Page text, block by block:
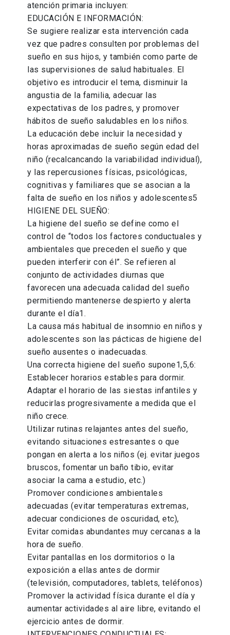
atención primaria incluyen:
EDUCACIÓN E INFORMACIÓN:
Se sugiere realizar esta intervención cada
vez que padres consulten por problemas del
sueño en sus hijos, y también como parte de
las supervisiones de salud habituales. El
objetivo es introducir el tema, disminuir la
angustia de la familia, adecuar las
expectativas de los padres, y promover
hábitos de sueño saludables en los niños.
La educación debe incluir la necesidad y
horas aproximadas de sueño según edad del
niño (recalcancando la variabilidad individual),
y las repercusiones físicas, psicológicas,
cognitivas y familiares que se asocian a la
falta de sueño en los niños y adolescentes5
HIGIENE DEL SUEÑO:
La higiene del sueño se define como el
control de “todos los factores conductuales y
ambientales que preceden el sueño y que
pueden interferir con él”. Se refieren al
conjunto de actividades diurnas que
favorecen una adecuada calidad del sueño
permitiendo mantenerse despierto y alerta
durante el día1.
La causa más habitual de insomnio en niños y
adolescentes son las pácticas de higiene del
sueño ausentes o inadecuadas.
Una correcta higiene del sueño supone1,5,6:
Establecer horarios estables para dormir.
Adaptar el horario de las siestas infantiles y
reducirlas progresivamente a medida que el
niño crece.
Utilizar rutinas relajantes antes del sueño,
evitando situaciones estresantes o que
pongan en alerta a los niños (ej. evitar juegos
bruscos, fomentar un baño tibio, evitar
asociar la cama a estudio, etc.)
Promover condiciones ambientales
adecuadas (evitar temperaturas extremas,
adecuar condiciones de oscuridad, etc),
Evitar comidas abundantes muy cercanas a la
hora de sueño.
Evitar pantallas en los dormitorios o la
exposición a ellas antes de dormir
(televisión, computadores, tablets, teléfonos)
Promover la actividad física durante el día y
aumentar actividades al aire libre, evitando el
ejercicio antes de dormir.